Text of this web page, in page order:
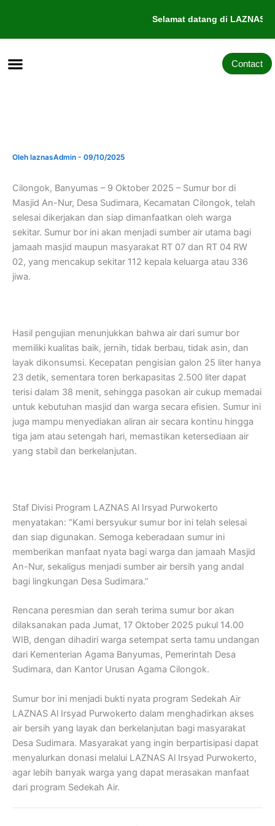
konten
Selamat datang di LAZNAS
Contact
Oleh laznasAdmin - 09/10/2025
Cilongok, Banyumas – 9 Oktober 2025 – Sumur bor di
Masjid An-Nur, Desa Sudimara, Kecamatan Cilongok, telah
selesai dikerjakan dan siap dimanfaatkan oleh warga
sekitar. Sumur bor ini akan menjadi sumber air utama bagi
jamaah masjid maupun masyarakat RT 07 dan RT 04 RW
02, yang mencakup sekitar 112 kepala keluarga atau 336
jiwa.
Hasil pengujian menunjukkan bahwa air dari sumur bor
memiliki kualitas baik, jernih, tidak berbau, tidak asin, dan
layak dikonsumsi. Kecepatan pengisian galon 25 liter hanya
23 detik, sementara toren berkapasitas 2.500 liter dapat
terisi dalam 38 menit, sehingga pasokan air cukup memadai
untuk kebutuhan masjid dan warga secara efisien. Sumur ini
juga mampu menyediakan aliran air secara kontinu hingga
tiga jam atau setengah hari, memastikan ketersediaan air
yang stabil dan berkelanjutan.
Staf Divisi Program LAZNAS Al Irsyad Purwokerto
menyatakan: “Kami bersyukur sumur bor ini telah selesai
dan siap digunakan. Semoga keberadaan sumur ini
memberikan manfaat nyata bagi warga dan jamaah Masjid
An-Nur, sekaligus menjadi sumber air bersih yang andal
bagi lingkungan Desa Sudimara.”
Rencana peresmian dan serah terima sumur bor akan
dilaksanakan pada Jumat, 17 Oktober 2025 pukul 14.00
WIB, dengan dihadiri warga setempat serta tamu undangan
dari Kementerian Agama Banyumas, Pemerintah Desa
Sudimara, dan Kantor Urusan Agama Cilongok.
Sumur bor ini menjadi bukti nyata program Sedekah Air
LAZNAS Al Irsyad Purwokerto dalam menghadirkan akses
air bersih yang layak dan berkelanjutan bagi masyarakat
Desa Sudimara. Masyarakat yang ingin berpartisipasi dapat
menyalurkan donasi melalui LAZNAS Al Irsyad Purwokerto,
agar lebih banyak warga yang dapat merasakan manfaat
dari program Sedekah Air.